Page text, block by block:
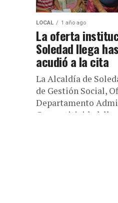
LOCAL 1 año ago
La oferta
Soledad llega
acudió a la cita
La Alcaldía de
de Gestión Social,
Departamento
Competitividad,